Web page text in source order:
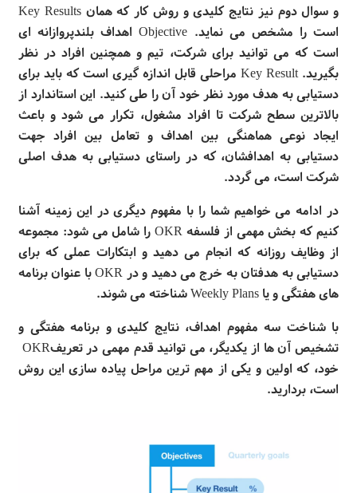
و سوال دوم نیز نتایج کلیدی و روش کار که همانKey Results
است را مشخص می نماید. Objectiveاهداف بلندپروازانه ای
است که می توانید برای شرکت، تیم و همچنین افراد در نظر
بگیرید.Key Result مراحلی قابل اندازه گیری است که باید برای
دستیابی به هدف مورد نظر خود آن را طی کنید. این استاندارد از
بالاترین سطح شرکت تا افراد مشغول، تکرار می شود و باعث
ایجاد نوعی هماهنگی بین اهداف و تعامل بین افراد جهت
دستیابی به اهدافشان، که در راستای دستیابی به هدف اصلی
شرکت است، میگردد.
در ادامه می خواهیم شما را با مفهوم دیگری در این زمینه آشنا
کنیم که بخش مهمی از فلسفه OKR را شامل می شود: مجموعه
از وظایف روزانه که انجام می دهید و ابتکارات عملی که برای
دستیابی به هدفتان به خرج می دهید و در OKRبا عنوان برنامه
های هفتگی و یا Weekly Plansشناخته می شوند.
با شناخت سه مفهوم اهداف، نتایج کلیدی و برنامه هفتگی و
تشخیص آن ها از یکدیگر، می توانید قدم مهمی در تعریفOKR
خود، که اولین و یکی از مهم ترین مراحل پیاده سازی این روش
است، بردارید.